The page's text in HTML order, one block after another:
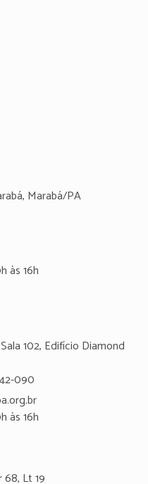
Marabá/PA
às 16h
102, Edifício Diamond
090
às 16h
68, Lt 19